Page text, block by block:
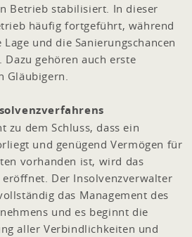
Betrieb stabilisiert. In dieser
häufig fortgeführt, während
und die Sanierungschancen
gehören auch erste
Gläubigern.
zu dem Schluss, dass ein
und genügend Vermögen für
vorhanden ist, wird das
Der Insolvenzverwalter
das Management des
und es beginnt die
aller Verbindlichkeiten und